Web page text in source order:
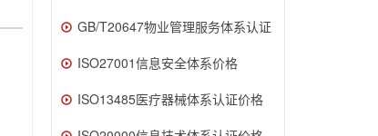
GB/T20647物业管理服务体系认证
ISO27001信息安全体系价格
ISO13485医疗器械体系认证价格